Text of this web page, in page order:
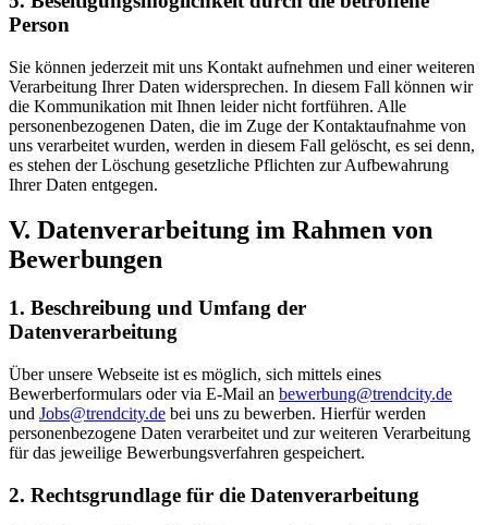
Person
Sie können jederzeit mit uns Kontakt aufnehmen und einer weiteren
Verarbeitung Ihrer Daten widersprechen. In diesem Fall können wir
die Kommunikation mit Ihnen leider nicht fortführen. Alle
personenbezogenen Daten, die im Zuge der Kontaktaufnahme von
uns verarbeitet wurden, werden in diesem Fall gelöscht, es sei denn,
es stehen der Löschung gesetzliche Pflichten zur Aufbewahrung
Ihrer Daten entgegen.
V. Datenverarbeitung im Rahmen von
Bewerbungen
1. Beschreibung und Umfang der
Datenverarbeitung
Über unsere Webseite ist es möglich, sich mittels eines
Bewerberformulars oder via E-Mail an bewerbung@trendcity.de
und Jobs@trendcity.de bei uns zu bewerben. Hierfür werden
personenbezogene Daten verarbeitet und zur weiteren Verarbeitung
für das jeweilige Bewerbungsverfahren gespeichert.
2. Rechtsgrundlage für die Datenverarbeitung